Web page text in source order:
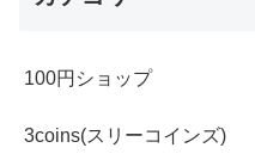
100円ショップ
3coins(スリーコインズ)